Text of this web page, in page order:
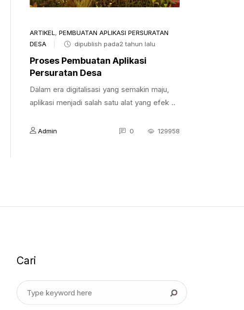
ARTIKEL , PEMBUATAN APLIKASI PERSURATAN
DESA
dipublish pada2 tahun lalu
Proses Pembuatan Aplikasi
Persuratan Desa
Dalam era digitalisasi yang semakin maju,
aplikasi menjadi salah satu alat yang efek ..
Admin 0 129958
Cari